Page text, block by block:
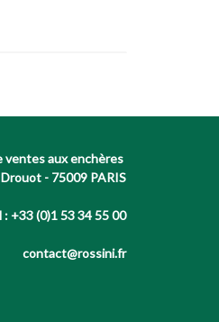
ventes aux enchères
- 75009 PARIS
: +33 (0)1 53 34 55 00
contact@rossini.fr